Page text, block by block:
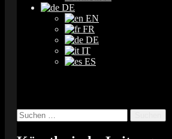
DE
EN
FR
DE
IT
ES
Suchen
nach: